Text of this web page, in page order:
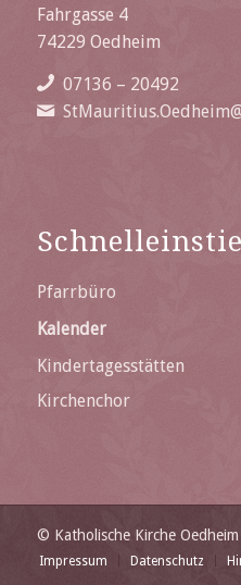
Fahrgasse 4
74229 Oedheim
07136 – 20492
Pfarrbüro
Kalender
Kindertagesstätten
Kirchenchor
© Katholische Kirche Oedheim
Impressum Datenschutz